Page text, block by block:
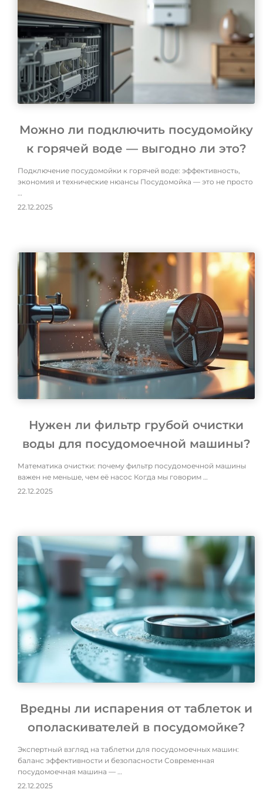
Можно ли подключить посудомойку
к горячей воде — выгодно ли это?
Подключение посудомойки к горячей воде: эффективность,
экономия и технические нюансы Посудомойка — это не просто
22.12.2025
Нужен ли фильтр грубой очистки
воды для посудомоечной машины?
Математика очистки: почему фильтр посудомоечной машины
важен не меньше, чем её насос Когда мы говорим …
22.12.2025
Вредны ли испарения от таблеток и
ополаскивателей в посудомойке?
Экспертный взгляд на таблетки для посудомоечных машин:
баланс эффективности и безопасности Современная
посудомоечная машина — …
22.12.2025